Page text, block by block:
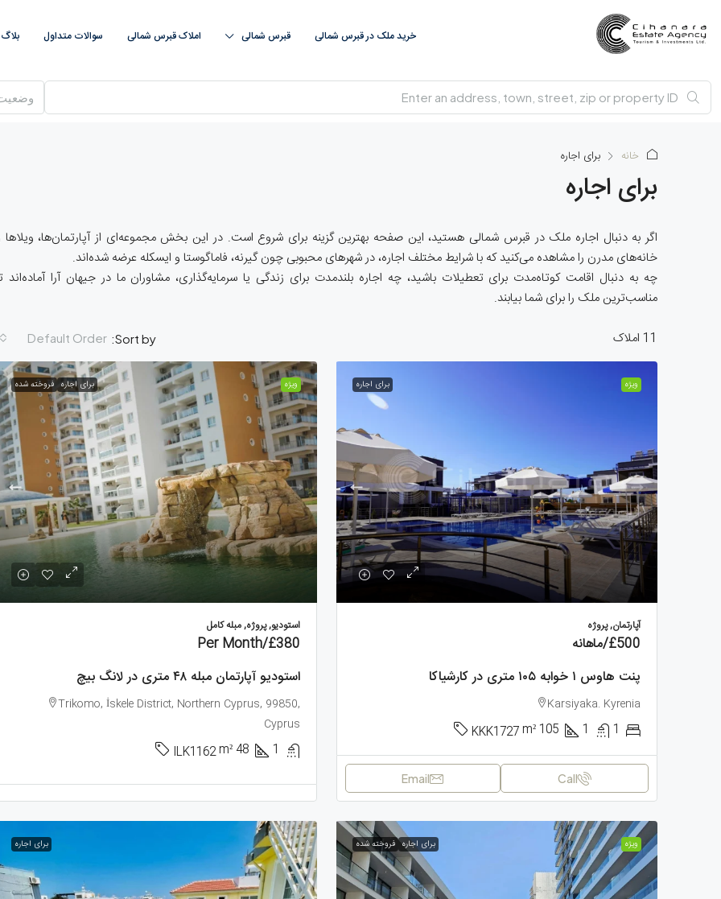
خرید ملک در قبرس شمالی قبرس‌ شمالی املاک قبرس‌ شمالی سوالات متداول بلاگ
خانه برای اجاره
برای اجاره
اگر به دنبال اجاره ملک در قبرس شمالی هستید، این صفحه بهترین گزینه برای شروع است. در این بخش مجموعه‌ای از آپارتمان‌ها، ویلاها
خانه‌های مدرن را مشاهده می‌کنید که با شرایط مختلف اجاره، در شهرهای محبوبی چون گیرنه، فاماگوستا و ایسکله عرضه شده‌اند.
چه به دنبال اقامت کوتاه‌مدت برای تعطیلات باشید، چه اجاره بلندمدت برای زندگی یا سرمایه‌گذاری، مشاوران ما در جیهان آرا آماده‌اند
مناسب‌ترین ملک را برای شما بیابند.
11 املاک
Sort by:
Default Order
ویژه برای اجاره
آپارتمان, پروژه
£500/ماهانه
پنت هاوس ۱ خوابه ۱۰۵ متری در کارشیاکا
Karsiyaka. Kyrenia
1
1
105
m²
KKK1727
Call
Email
ویژه برای اجاره فروخته شده
استودیو, پروژه, مبله کامل
£380
/Per Month
استودیو آپارتمان مبله ۴۸ متری در لانگ بیچ
Trikomo, İskele District, Northern Cyprus, 99850,
Cyprus
1
48
m²
ILK1162
ویژه برای اجاره فروخته شده برای اجاره
£380
/Per Month
استودیو آپارتمان مبله ۴۸ متری در
لانگ بیچ
Trikomo, İskele District, Northern
Cyprus, 99850, Cyprus
1
48
m²
ILK1162
استودیو, پروژه, مبله کامل
£85,900
آپارتمان ۱ خوابه ۷۱ متری در
گوزل‌یورت
Guzelyurt, North Cyprus
1
71
m²
GGR1771